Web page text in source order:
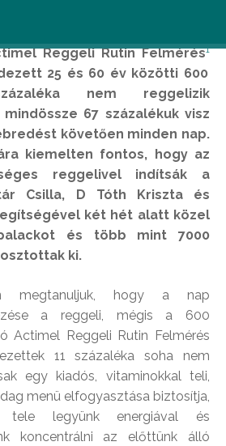
Reggeli Rutin Felmérés1
25 és 60 év közötti 600
nem reggelizik
67 százalékuk visz
követően minden nap.
kiemelten fontos, hogy az
reggelivel indítsák a
Csilla, D Tóth Kriszta és
két hét alatt közel
és több mint 7000
ki.
megtanuljuk, hogy a nap
a reggeli, mégis a 600
Actimel Reggeli Rutin Felmérés
11 százaléka soha nem
egy kiadós, vitaminokkal teli,
menü elfogyasztása biztosítja,
tele legyünk energiával és
koncentrálni az előttünk álló